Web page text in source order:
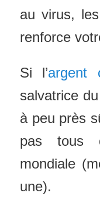
au virus,
renforce
Si l’argent
salvatrice
à peu près
pas tous
mondiale
une).